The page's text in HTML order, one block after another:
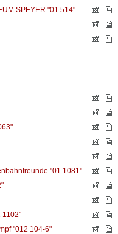
SPEYER "01 514"
"01 1081"
1102"
"012 104-6"